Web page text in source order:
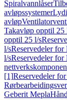
Spiralvannlåser
avløpssystemer
avløp
Takavløp opptil 25
opptil 25 l/s
l/sReservedeler
l/sReservedeler
[1]Reservedeler
Geberit Mepla